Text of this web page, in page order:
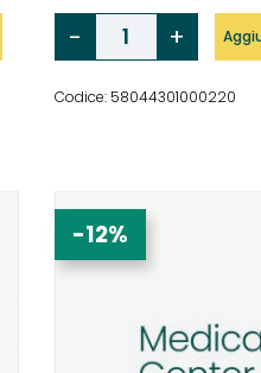
Codice: 58044301000220
-12%